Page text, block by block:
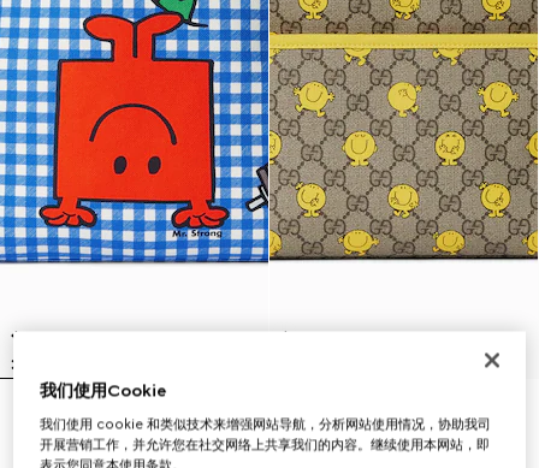
儿童印花背包
€ 1.280
儿童印花GG背包
€ 1.280
我们使用Cookie
我们使用 cookie 和类似技术来增强网站导航，分析网站使用情况，协助我司
开展营销工作，并允许您在社交网络上共享我们的内容。继续使用本网站，即